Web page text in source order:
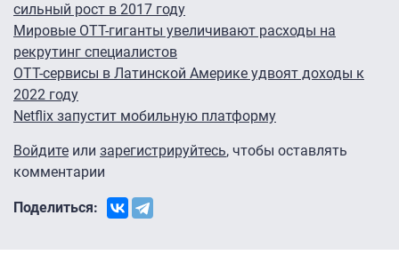
сильный рост в 2017 году
Мировые OTT-гиганты увеличивают расходы на
рекрутинг специалистов
OTT-сервисы в Латинской Америке удвоят доходы к
2022 году
Netflix запустит мобильную платформу
Войдите или зарегистрируйтесь, чтобы оставлять
комментарии
Поделиться: